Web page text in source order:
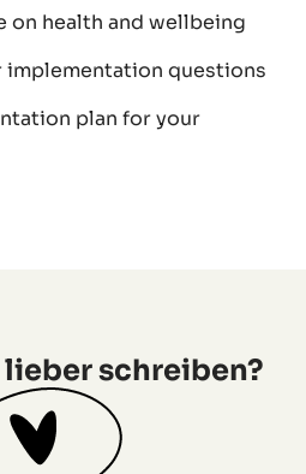
on health and wellbeing
implementation questions
plan for your
schreiben?